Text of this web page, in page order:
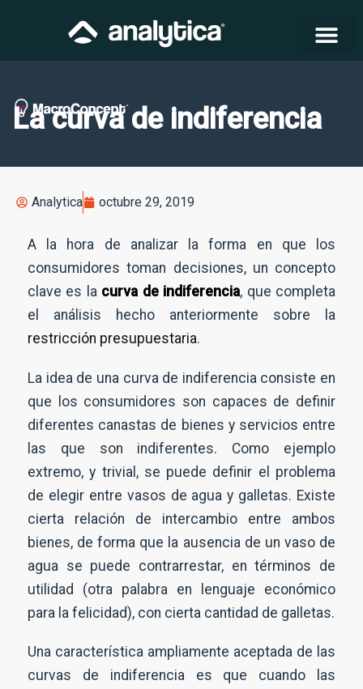
La curva de indiferencia
Analytica octubre 29, 2019
A la hora de analizar la forma en que los
consumidores toman decisiones, un concepto
clave es la curva de indiferencia, que completa
el análisis hecho anteriormente sobre la
restricción presupuestaria.
La idea de una curva de indiferencia consiste en
que los consumidores son capaces de definir
diferentes canastas de bienes y servicios entre
las que son indiferentes. Como ejemplo
extremo, y trivial, se puede definir el problema
de elegir entre vasos de agua y galletas. Existe
cierta relación de intercambio entre ambos
bienes, de forma que la ausencia de un vaso de
agua se puede contrarrestar, en términos de
utilidad (otra palabra en lenguaje económico
para la felicidad), con cierta cantidad de galletas.
Una característica ampliamente aceptada de las
curvas de indiferencia es que cuando las